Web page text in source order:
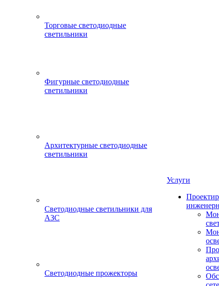
Торговые светодиодные
светильники
Фигурные светодиодные
светильники
Архитектурные светодиодные
светильники
Светодиодные светильники для
АЗС
Светодиодные прожекторы
Услуги